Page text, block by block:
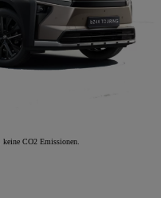
CO2 Emissionen.